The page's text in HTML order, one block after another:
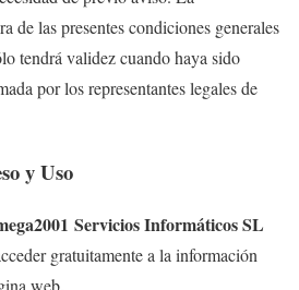
de las presentes condiciones generales
tendrá validez cuando haya sido
por los representantes legales de
y Uso
Servicios Informáticos SL
gratuitamente a la información